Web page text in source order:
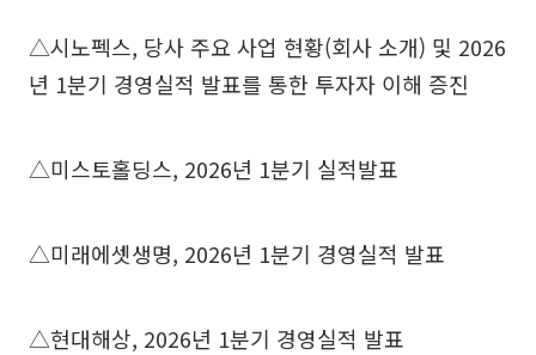
△시노펙스, 당사 주요 사업 현황(회사 소개) 및 2026
년 1분기 경영실적 발표를 통한 투자자 이해 증진
△미스토홀딩스, 2026년 1분기 실적발표
△미래에셋생명, 2026년 1분기 경영실적 발표
△현대해상, 2026년 1분기 경영실적 발표